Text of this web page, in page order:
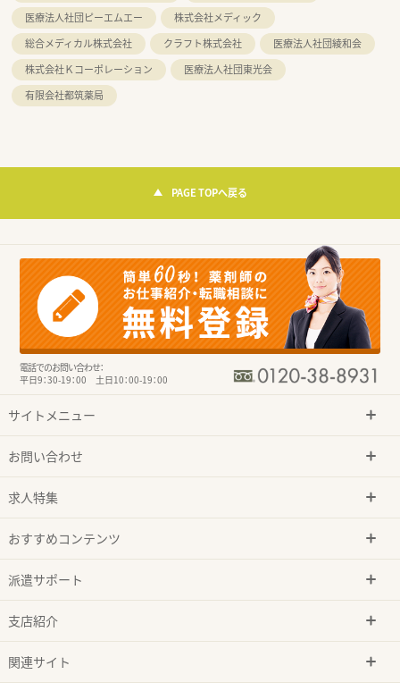
医療法人社団ピーエムエー
株式会社メディック
総合メディカル株式会社
クラフト株式会社
医療法人社団綾和会
株式会社Ｋコーポレーション
医療法人社団東光会
有限会社都筑薬局
PAGE TOPへ戻る
電話でのお問い合わせ：
平日9：30-19：00 土日10：00-19：00
サイトメニュー
お問い合わせ
求人特集
おすすめコンテンツ
派遣サポート
支店紹介
関連サイト